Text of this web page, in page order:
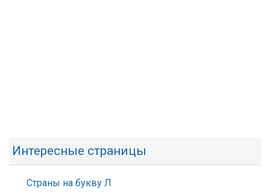
Интересные страницы
Страны на букву Л